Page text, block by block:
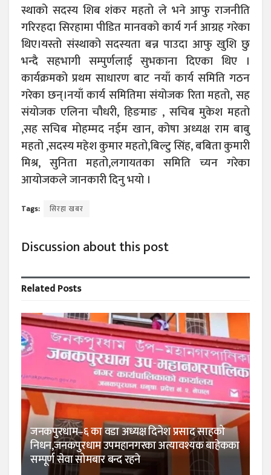
स्थाको सदस्य शिब शंकर महतो ले भने आफु राजनीति
गरिरहदा सिरहामा पीडित मानवको कार्य गर्न आग्रह गरेका
थिए।यस्तो संस्थाको सदस्यता बन्न पाउदा आफु खुशि छु
भन्दै सहभागी सम्पुर्णलाई सुभकाना दिएका थिए ।
कार्यक्रमको प्रथम साधारण बाट नयाँ कार्य समिति गठन
गरेका छन्।नयाँ कार्य समितिमा संयोजक रिता महतो, सह
संयोजक एलिना चौधरी, हिङमाङ , सचिब मुकेश महतो
,सह सचिब मोहम्मद नईम खान, कोषा अध्यक्ष राम बाबु
महतो ,सदस्य महेश कुमार महतो,बिल्टु सिंह, बबिता कुमारी
मिश्र, सुनिता महतो,लगायतका समिति च्यन गरेका
आयोजकले जानकारी दिनु भयो ।
Tags: सिरहा खबर
Discussion about this post
RelatedPosts
जनकपुरधाम–६ का वडा अध्यक्ष दिनेश प्रसाद साहको
निधन,जनकपुरधाम उपमहानगरका अत्यावश्यक बाहेकका
सम्पूर्ण सेवा सोमबार बन्द रहने